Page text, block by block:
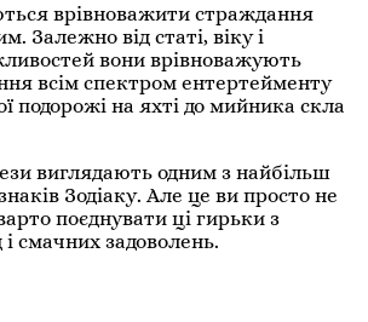
врівноважити страждання
Залежно від статі, віку і
вони врівноважують
всім спектром ентертейменту
подорожі на яхті до мийника скла
виглядають одним з найбільш
Зодіаку. Але це ви просто не
поєднувати ці гирьки з
смачних задоволень.